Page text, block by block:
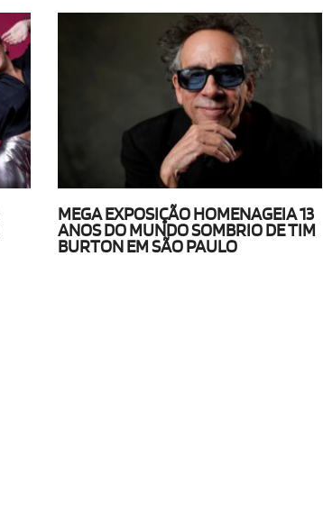
MEGA EXPOSIÇÃO HOMENAGEIA 13
ANOS DO MUNDO SOMBRIO DE TIM
BURTON EM SÃO PAULO